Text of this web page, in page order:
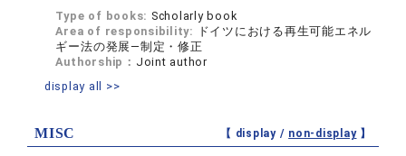
Type of books: Scholarly book
Area of responsibility:
ドイツにおける再生可能エネル
ギー法の発展―制定・修正
Authorship： Joint author
display all >>
MISC 【 display / non-display】